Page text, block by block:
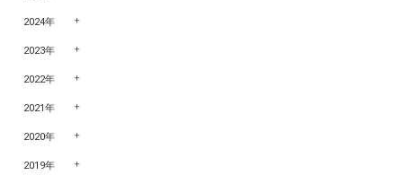
2024年
2023年
2022年
2021年
2020年
2019年